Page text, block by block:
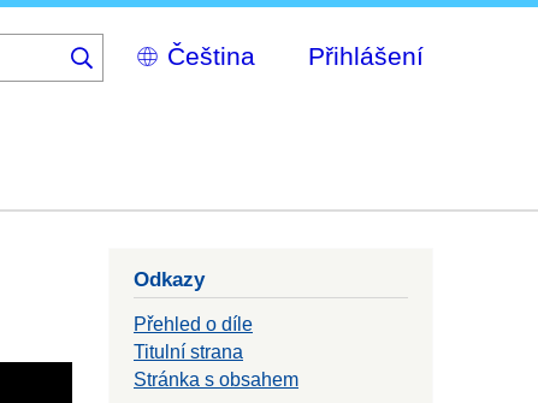
Select
your
Přihlášení
Odkazy
Přehled o díle
Titulní strana
Stránka s obsahem